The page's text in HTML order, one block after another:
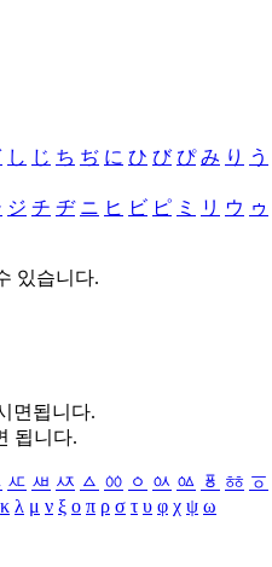
し じ ち ぢ に ひ び ぴ み り う
ジ チ ヂ ニ ヒ ビ ピ ミ リ ウ ゥ
있습니다.
면됩니다.
됩니다.
ㅼ ㅽ ㅾ ㅿ ㆀ ㆁ ㆂ ㆃ ㆄ ㆅ ㆆ
κ λ μ ν ξ ο π ρ σ τ υ φ χ ψ ω